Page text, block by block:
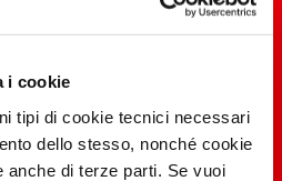
i cookie
tipi di cookie tecnici necessari
dello stesso, nonché cookie
di terze parti. Se vuoi
RICERCA,